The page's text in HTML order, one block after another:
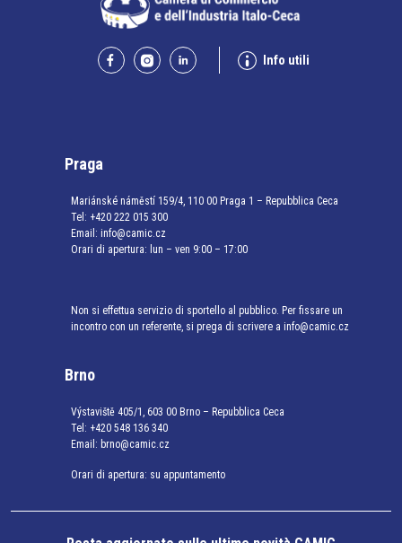
Info utili
Praga
Mariánské náměstí 159/4, 110 00 Praga 1 – Repubblica Ceca
Tel: +420 222 015 300
Email: info@camic.cz
Orari di apertura: lun – ven 9:00 – 17:00
Non si effettua servizio di sportello al pubblico. Per fissare un
incontro con un referente, si prega di scrivere a info@camic.cz
Brno
Výstaviště 405/1, 603 00 Brno – Repubblica Ceca
Tel: +420 548 136 340
Email: brno@camic.cz
Orari di apertura: su appuntamento